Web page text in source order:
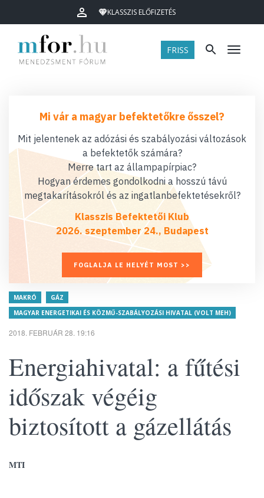
KLASSZIS ELŐFIZETÉS
FRISS Menü
Mi vár a magyar befektetőkre ősszel?
Mit jelentenek az adózási és szabályozási változások
a befektetők számára?
Merre tart az állampapírpiac?
Hogyan érdemes gondolkodni a hosszú távú
megtakarításokról és az ingatlanbefektetésekről?
Klasszis Befektetői Klub
2026. szeptember 24., Budapest
FOGLALJA LE HELYÉT MOST >>
MAKRÓ
GÁZ
MAGYAR ENERGETIKAI ÉS KÖZMŰ-SZABÁLYOZÁSI HIVATAL (VOLT MEH)
2018. FEBRUÁR 28. 19:16
Energiahivatal: a fűtési
időszak végéig
biztosított a gázellátás
MTI